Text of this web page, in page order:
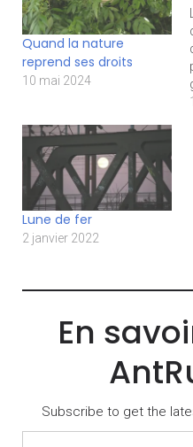
Quand la nature
reprend ses droits
10 mai 2024
Lune de fer
2 janvier 2022
En
Subscribe to get the
Saisissez votre adresse e-mail…